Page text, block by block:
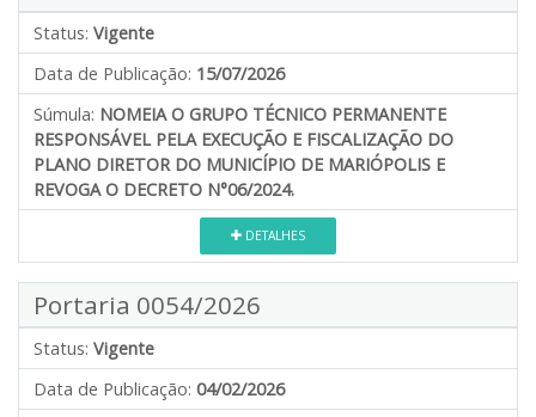
Status: Vigente
Data de Publicação: 15/07/2026
Súmula: NOMEIA O GRUPO TÉCNICO PERMANENTE
RESPONSÁVEL PELA EXECUÇÃO E FISCALIZAÇÃO DO
PLANO DIRETOR DO MUNICÍPIO DE MARIÓPOLIS E
REVOGA O DECRETO N°06/2024.
DETALHES
Portaria 0054/2026
Status: Vigente
Data de Publicação: 04/02/2026